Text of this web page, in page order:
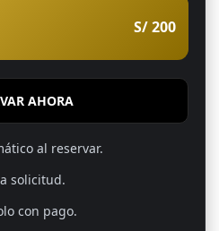
S/ 200
AHORA
al reservar.
solicitud.
con pago.